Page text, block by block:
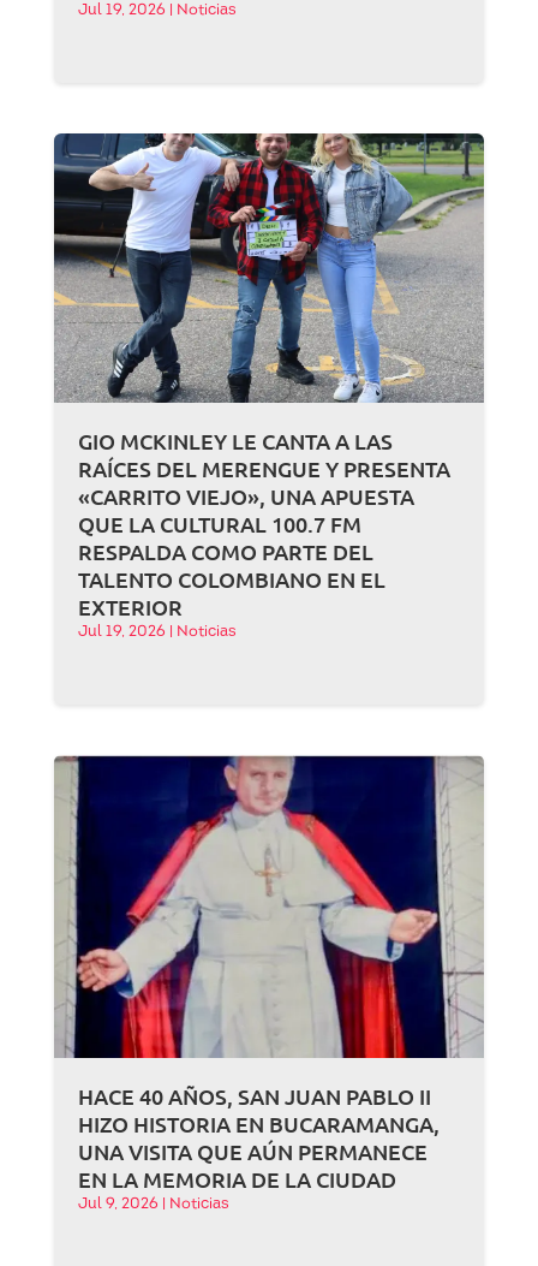
Jul 19, 2026 Noticias
GIO MCKINLEY LE CANTA A LAS
RAÍCES DEL MERENGUE Y PRESENTA
«CARRITO VIEJO», UNA APUESTA
QUE LA CULTURAL 100.7 FM
RESPALDA COMO PARTE DEL
TALENTO COLOMBIANO EN EL
EXTERIOR
Jul 19, 2026 Noticias
HACE 40 AÑOS, SAN JUAN PABLO II
HIZO HISTORIA EN BUCARAMANGA,
UNA VISITA QUE AÚN PERMANECE
EN LA MEMORIA DE LA CIUDAD
Jul 9, 2026 Noticias